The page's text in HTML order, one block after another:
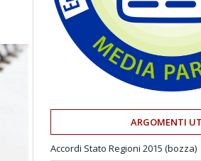
ARGOMENTI
Accordi Stato Regioni 2015 (bozza)